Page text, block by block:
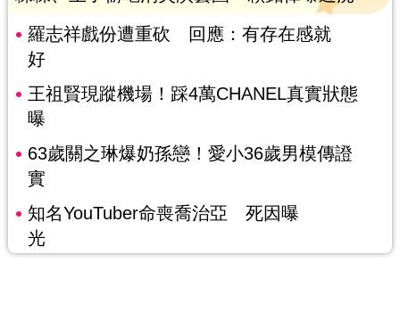
羅志祥戲份遭重砍 回應：有存在感就
好
王祖賢現蹤機場！踩4萬CHANEL真實狀態
曝
63歲關之琳爆奶孫戀！愛小36歲男模傳證
實
知名YouTuber命喪喬治亞 死因曝
光